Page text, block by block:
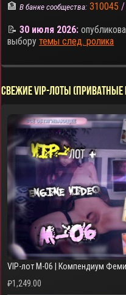
🏦В банке сообщества: 310045 /
📝30 июля 2026:
выборутемы след. ролика
СВЕЖИЕ VIP-ЛОТЫ (ПРИВАТНЫЕ
VIP-лот M-06 | Компендиум
₽1,249.00